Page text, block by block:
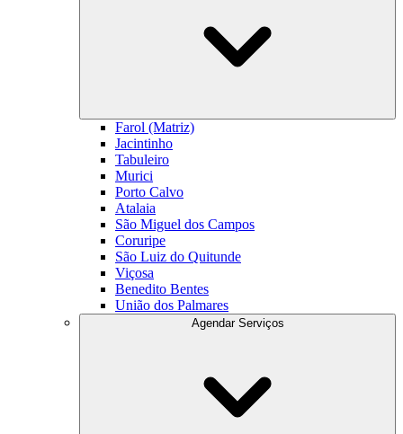
Farol (Matriz)
Jacintinho
Tabuleiro
Murici
Porto Calvo
Atalaia
São Miguel dos Campos
Coruripe
São Luiz do Quitunde
Viçosa
Benedito Bentes
União dos Palmares